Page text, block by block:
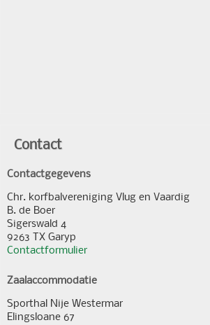
Contact
Contactgegevens
Chr. korfbalvereniging Vlug en Vaardig
B. de Boer
Sigerswald 4
9263 TX Garyp
Contactformulier
Zaalaccommodatie
Sporthal Nije Westermar
Elingsloane 67